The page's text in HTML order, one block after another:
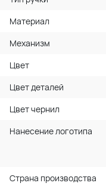
Материал
Механизм
Цвет
Цвет деталей
Цвет чернил
Нанесение логотипа
Страна производства